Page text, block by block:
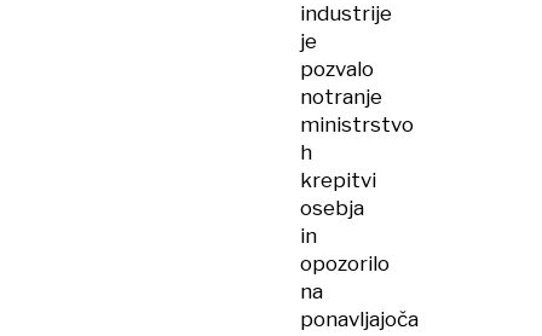
industrije
je
pozvalo
notranje
ministrstvo
h
krepitvi
osebja
in
opozorilo
na
ponavljajoča